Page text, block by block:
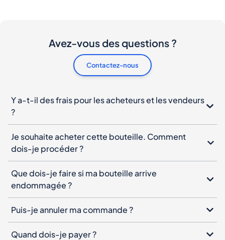
Avez-vous des questions ?
Contactez-nous
Y a-t-il des frais pour les acheteurs et les vendeurs
?
Je souhaite acheter cette bouteille. Comment
dois-je procéder ?
Que dois-je faire si ma bouteille arrive
endommagée ?
Puis-je annuler ma commande ?
Quand dois-je payer ?